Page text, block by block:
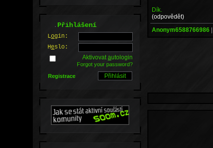
Dík.
(odpovědět)
Anonym6588766986
.Přihlášení
Login:
Heslo:
Aktivovatautologin
Forgot your password?
Registrace